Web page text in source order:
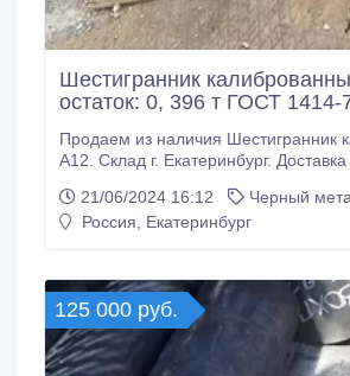
Шестигранник
остаток: 0, 396 т ГОСТ 1414-
Продаем из наличия Шестигранник
А12. Склад г. Екатеринбург. Доставка
* Шестигранник калиброванный А12 16 мм,
0, 396 т ГОСТ 1414-75, ГОСТ 8560-78, 239000 руб. с
8560-78, остаток: 21,
21/06/2024 16:12
Черный
Россия, Екатеринбург
125 000 руб.